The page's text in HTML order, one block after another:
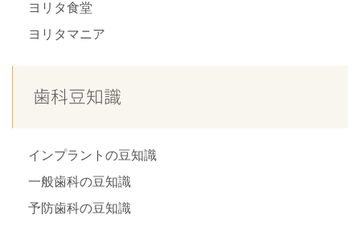
ヨリタ食堂
ヨリタマニア
歯科豆知識
インプラントの豆知識
一般歯科の豆知識
予防歯科の豆知識